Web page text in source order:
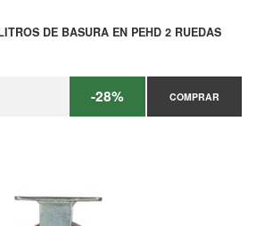
DE BASURA EN PEHD 2 RUEDAS
-28% COMPRAR